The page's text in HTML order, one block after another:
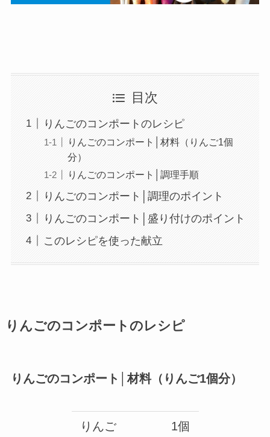
目次
りんごのコンポートのレシピ
りんごのコンポート│材料（りんご1個
分）
りんごのコンポート│調理手順
りんごのコンポート│調理のポイント
りんごのコンポート│盛り付けのポイント
このレシピを使った献立
りんごのコンポートのレシピ
りんごのコンポート│材料（りんご1個分）
りんご
1個